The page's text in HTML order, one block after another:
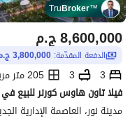
TruBroker™
ج.م8,600,000
الدفعة المقدّمة: 3,800,000 ج.م
3
3
205 متر مربع
مدينة نور، العاصمة الإدارية